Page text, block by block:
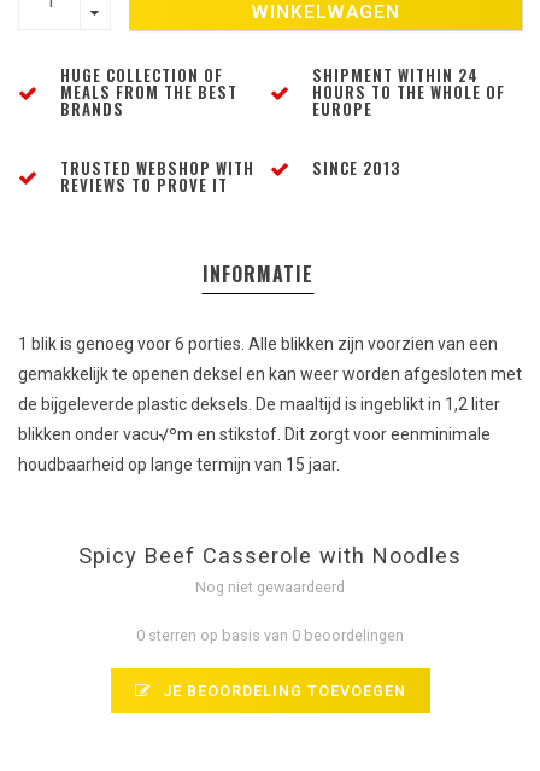
WINKELWAGEN
HUGE COLLECTION OF
MEALS FROM THE BEST
BRANDS
SHIPMENT WITHIN 24
HOURS TO THE WHOLE OF
EUROPE
TRUSTED WEBSHOP WITH
REVIEWS TO PROVE IT
SINCE 2013
INFORMATIE
1 blik is genoeg voor 6 porties. Alle blikken zijn voorzien van een
gemakkelijk te openen deksel en kan weer worden afgesloten met
de bijgeleverde plastic deksels. De maaltijd is ingeblikt in 1,2 liter
blikken onder vacu√ºm en stikstof. Dit zorgt voor eenminimale
houdbaarheid op lange termijn van 15 jaar.
Spicy Beef Casserole with Noodles
Nog niet gewaardeerd
0 sterren op basis van 0 beoordelingen
JE BEOORDELING TOEVOEGEN